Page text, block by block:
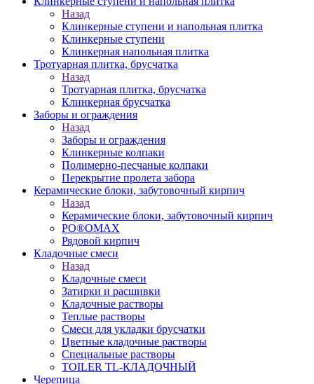
Назад
Клинкерные ступени и напольная плитка
Клинкерные ступени
Клинкерная напольная плитка
Тротуарная плитка, брусчатка
Назад
Тротуарная плитка, брусчатка
Клинкерная брусчатка
Заборы и ограждения
Назад
Заборы и ограждения
Клинкерные колпаки
Полимерно-песчаные колпаки
Перекрытие пролета забора
Керамические блоки, забутовочный кирпич
Назад
Керамические блоки, забутовочный кирпич
PO®OMAX
Рядовой кирпич
Кладочные смеси
Назад
Кладочные смеси
Затирки и расшивки
Кладочные растворы
Теплые растворы
Смеси для укладки брусчатки
Цветные кладочные растворы
Специальные растворы
TOILER TL-КЛАДОЧНЫЙ
Черепица